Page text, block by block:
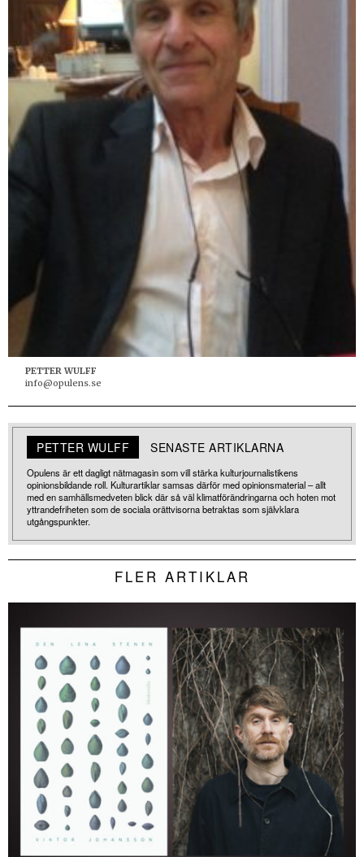
PETTER WULFF
info@opulens.se
PETTER WULFF SENASTE ARTIKLARNA
Opulens är ett dagligt nätmagasin som vill stärka kulturjournalistikens
opinionsbildande roll. Kulturartiklar samsas därför med opinionsmaterial – allt
med en samhällsmedveten blick där så väl klimatförändringarna och hoten mot
yttrandefriheten som de sociala orättvisorna betraktas som självklara
utgångspunkter.
FLER ARTIKLAR